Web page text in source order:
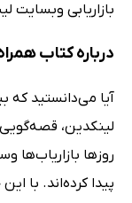
بازاریابی وبسایت
درباره کتاب
آیا می‌دانستید که
لینکدین،
روزها
پیدا کرده‌اند. با